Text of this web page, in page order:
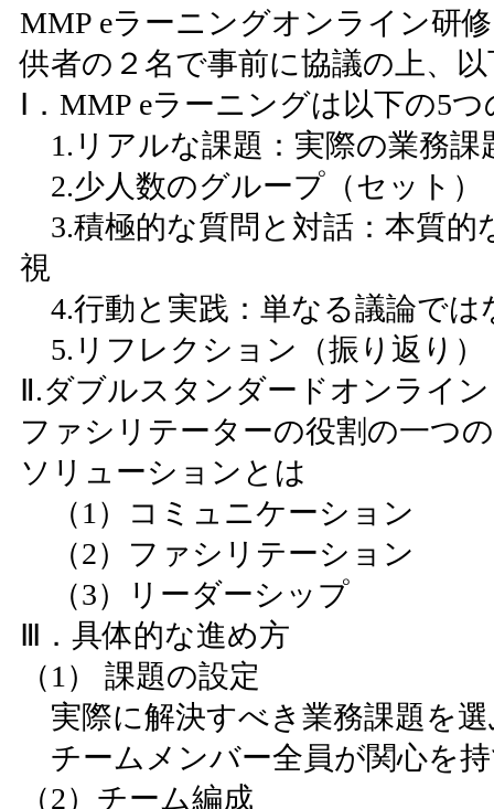
MMP eラーニングオンライン研
供者の２名で事前に協議の上、
Ⅰ．MMP eラーニングは以下の5
1.リアルな課題：実際の業務課
2.少人数のグループ（セット）
3.積極的な質問と対話：本質的
視
4.行動と実践：単なる議論では
5.リフレクション（振り返り）
Ⅱ.ダブルスタンダードオンライ
ファシリテーターの役割の一つ
ソリューションとは
（1）コミュニケーション
（2）ファシリテーション
（3）リーダーシップ
Ⅲ．具体的な進め方
（1） 課題の設定
実際に解決すべき業務課題を
チームメンバー全員が関心を
（2）チーム編成